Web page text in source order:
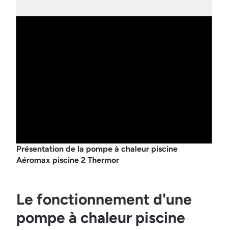
Présentation de la pompe à chaleur piscine
Aéromax piscine 2 Thermor
Le fonctionnement d'une
pompe à chaleur piscine